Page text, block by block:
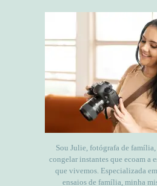
Sou Julie, fotógrafa de família,
congelar instantes que ecoam a
que vivemos. Especializada
ensaios de família, minha